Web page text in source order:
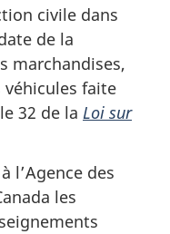
civile dans
de la
marchandises,
véhicules faite
32 de la Loi sur
l’Agence des
les